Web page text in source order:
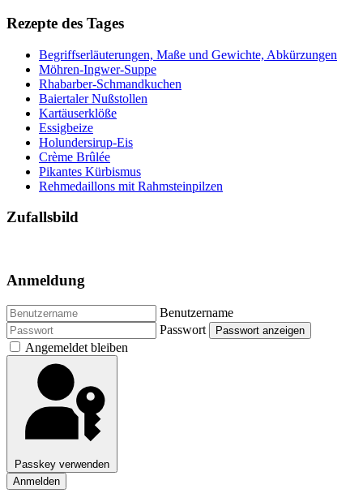
Rezepte des Tages
Begriffserläuterungen, Maße und Gewichte, Abkürzungen
Möhren-Ingwer-Suppe
Rhabarber-Schmandkuchen
Baiertaler Nußstollen
Kartäuserklöße
Essigbeize
Holundersirup-Eis
Crème Brûlée
Pikantes Kürbismus
Rehmedaillons mit Rahmsteinpilzen
Zufallsbild
Anmeldung
Benutzername
Passwort
Passwort anzeigen
Angemeldet bleiben
Passkey verwenden
Anmelden